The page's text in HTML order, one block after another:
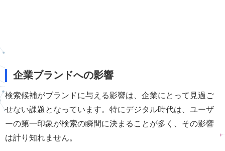
企業ブランドへの影響
検索候補がブランドに与える影響は、企業にとって見過ご
せない課題となっています。特にデジタル時代は、ユーザ
ーの第一印象が検索の瞬間に決まることが多く、その影響
は計り知れません。